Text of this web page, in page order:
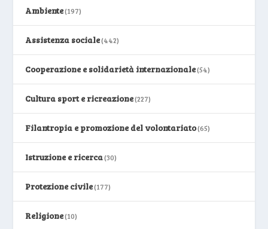
Ambiente(197)
Assistenza sociale(442)
Cooperazione e solidarietà internazionale(54)
Cultura sport e ricreazione(227)
Filantropia e promozione del volontariato(65)
Istruzione e ricerca(30)
Protezione civile(177)
Religione(10)